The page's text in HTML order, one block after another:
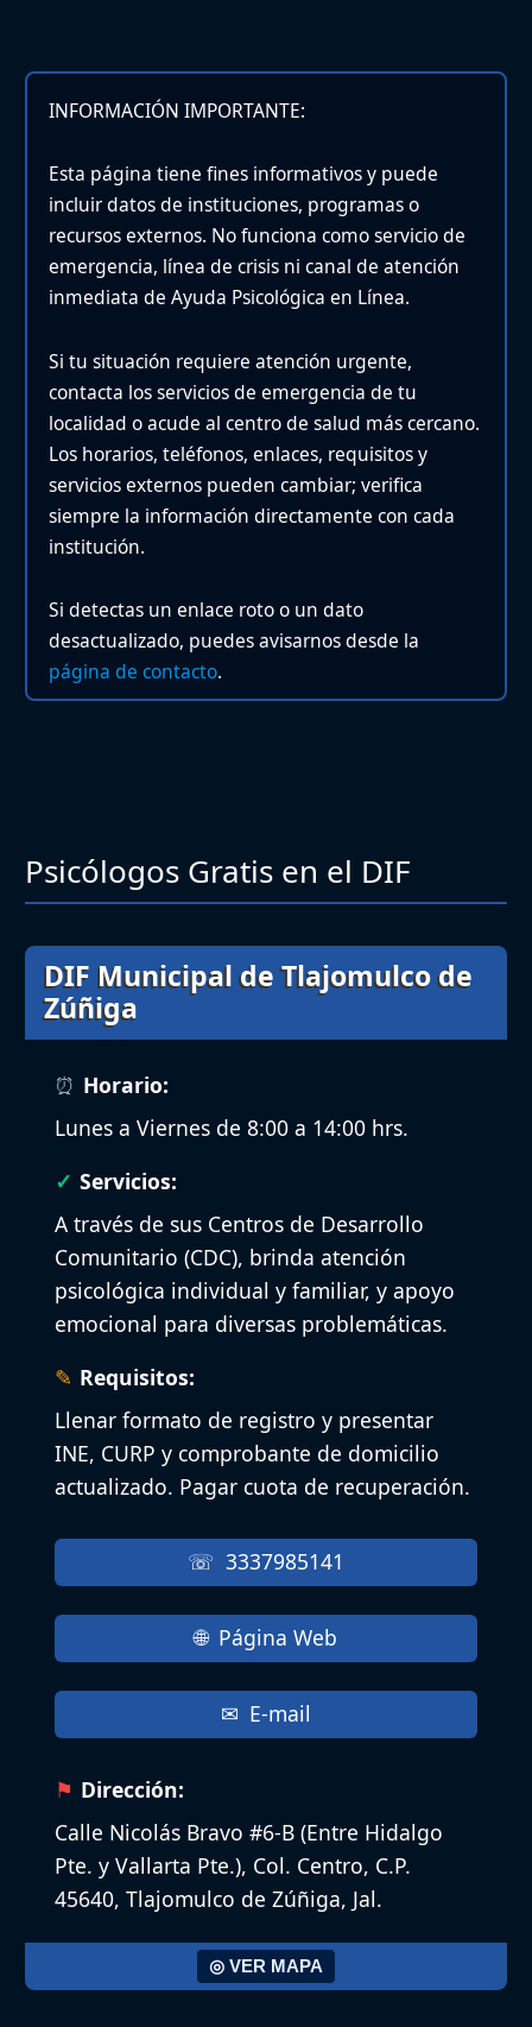
INFORMACIÓN IMPORTANTE:
Esta página tiene fines informativos y puede
incluir datos de instituciones, programas o
recursos externos. No funciona como servicio de
emergencia, línea de crisis ni canal de atención
inmediata de Ayuda Psicológica en Línea.
Si tu situación requiere atención urgente,
contacta los servicios de emergencia de tu
localidad o acude al centro de salud más cercano.
Los horarios, teléfonos, enlaces, requisitos y
servicios externos pueden cambiar; verifica
siempre la información directamente con cada
institución.
Si detectas un enlace roto o un dato
desactualizado, puedes avisarnos desde la
página de contacto.
Psicólogos Gratis en el DIF
DIF Municipal de Tlajomulco de
Zúñiga
Horario:
Lunes a Viernes de 8:00 a 14:00 hrs.
Servicios:
A través de sus Centros de Desarrollo
Comunitario (CDC), brinda atención
psicológica individual y familiar, y apoyo
emocional para diversas problemáticas.
Requisitos:
Llenar formato de registro y presentar
INE, CURP y comprobante de domicilio
actualizado. Pagar cuota de recuperación.
3337985141
Página Web
E-mail
Dirección:
Calle Nicolás Bravo #6-B (Entre Hidalgo
Pte. y Vallarta Pte.), Col. Centro, C.P.
45640, Tlajomulco de Zúñiga, Jal.
◎ VER MAPA